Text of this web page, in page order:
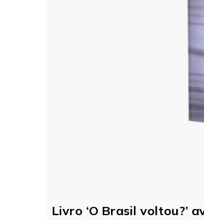
Livro ‘O Brasil voltou?’